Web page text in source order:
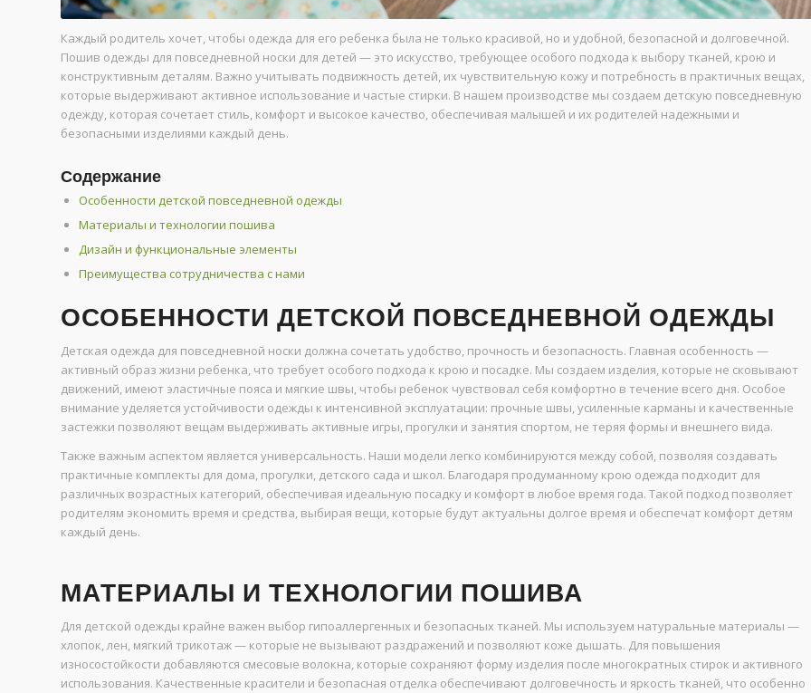
Каждый родитель хочет, чтобы одежда для его ребенка была не только красивой, но и удобной, безопасной и долговечной.
Пошив одежды для повседневной носки для детей — это искусство, требующее особого подхода к выбору тканей, крою и
конструктивным деталям. Важно учитывать подвижность детей, их чувствительную кожу и потребность в практичных вещах,
которые выдерживают активное использование и частые стирки. В нашем производстве мы создаем детскую повседневную
одежду, которая сочетает стиль, комфорт и высокое качество, обеспечивая малышей и их родителей надежными и
безопасными изделиями каждый день.
Содержание
Особенности детской повседневной одежды
Материалы и технологии пошива
Дизайн и функциональные элементы
Преимущества сотрудничества с нами
ОСОБЕННОСТИ ДЕТСКОЙ ПОВСЕДНЕВНОЙ ОДЕЖДЫ
Детская одежда для повседневной носки должна сочетать удобство, прочность и безопасность. Главная особенность —
активный образ жизни ребенка, что требует особого подхода к крою и посадке. Мы создаем изделия, которые не сковывают
движений, имеют эластичные пояса и мягкие швы, чтобы ребенок чувствовал себя комфортно в течение всего дня. Особое
внимание уделяется устойчивости одежды к интенсивной эксплуатации: прочные швы, усиленные карманы и качественные
застежки позволяют вещам выдерживать активные игры, прогулки и занятия спортом, не теряя формы и внешнего вида.
Также важным аспектом является универсальность. Наши модели легко комбинируются между собой, позволяя создавать
практичные комплекты для дома, прогулки, детского сада и школ. Благодаря продуманному крою одежда подходит для
различных возрастных категорий, обеспечивая идеальную посадку и комфорт в любое время года. Такой подход позволяет
родителям экономить время и средства, выбирая вещи, которые будут актуальны долгое время и обеспечат комфорт детям
каждый день.
МАТЕРИАЛЫ И ТЕХНОЛОГИИ ПОШИВА
Для детской одежды крайне важен выбор гипоаллергенных и безопасных тканей. Мы используем натуральные материалы —
хлопок, лен, мягкий трикотаж — которые не вызывают раздражений и позволяют коже дышать. Для повышения
износостойкости добавляются смесовые волокна, которые сохраняют форму изделия после многократных стирок и активного
использования. Качественные красители и безопасная отделка обеспечивают долговечность и яркость тканей, что особенно